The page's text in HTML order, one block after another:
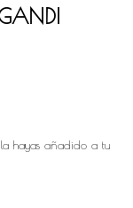
la hayas añadido a tu